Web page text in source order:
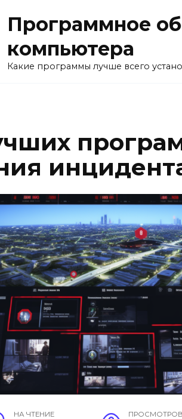
Программное
компьютера
Какие программы лучше всего
НА ЧТЕНИЕ ПРОСМОТРОВ